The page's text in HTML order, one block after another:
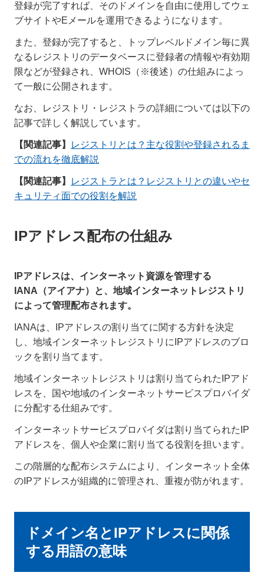
登録が完了すれば、そのドメインを自由に使用してウェ
ブサイトやEメールを運用できるようになります。
また、登録が完了すると、トップレベルドメイン毎に異
なるレジストリのデータベースに登録者の情報や有効期
限などが登録され、WHOIS（※後述）の仕組みによっ
て一般に公開されます。
なお、レジストリ・レジストラの詳細については以下の
記事で詳しく解説しています。
【関連記事】
レジストリとは？主な役割や登録されるま
での流れを徹底解説
【関連記事】
レジストラとは？レジストリとの違いやセ
キュリティ面での役割を解説
IPアドレス配布の仕組み
IPアドレスは、インターネット資源を管理する
IANA（アイアナ）と、地域インターネットレジストリ
によって管理配布されます。
IANAは、IPアドレスの割り当てに関する方針を決定
し、地域インターネットレジストリにIPアドレスのブロ
ックを割り当てます。
地域インターネットレジストリは割り当てられたIPアド
レスを、国や地域のインターネットサービスプロバイダ
に分配する仕組みです。
インターネットサービスプロバイダは割り当てられたIP
アドレスを、個人や企業に割り当てる役割を担います。
この階層的な配布システムにより、インターネット全体
のIPアドレスが組織的に管理され、重複が防がれます。
ドメイン名とIPアドレスに関係
する用語の意味